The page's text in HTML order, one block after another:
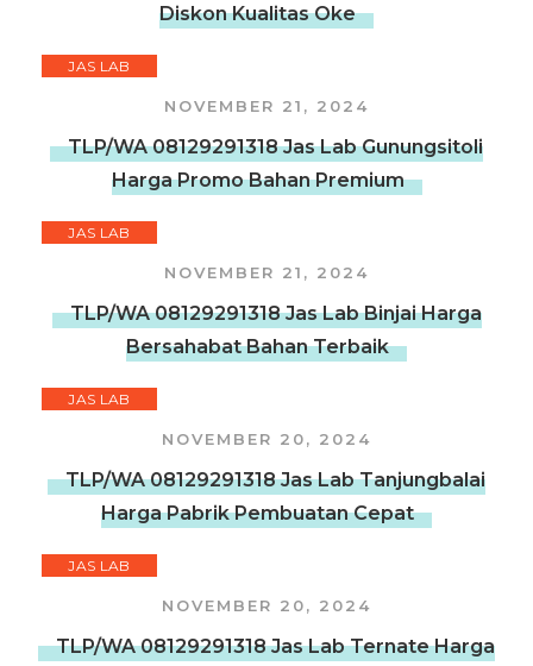
Diskon Kualitas Oke
JAS LAB
NOVEMBER 21, 2024
TLP/WA 08129291318 Jas Lab Gunungsitoli
Harga Promo Bahan Premium
JAS LAB
NOVEMBER 21, 2024
TLP/WA 08129291318 Jas Lab Binjai Harga
Bersahabat Bahan Terbaik
JAS LAB
NOVEMBER 20, 2024
TLP/WA 08129291318 Jas Lab Tanjungbalai
Harga Pabrik Pembuatan Cepat
JAS LAB
NOVEMBER 20, 2024
TLP/WA 08129291318 Jas Lab Ternate Harga